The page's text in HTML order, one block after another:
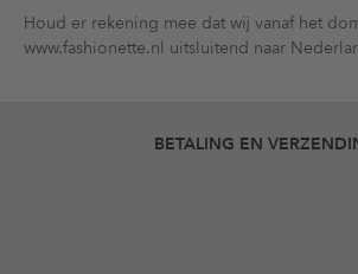
Houd er rekening mee dat wij vanaf het
www.fashionette.nl uitsluitend naar
BETALING EN